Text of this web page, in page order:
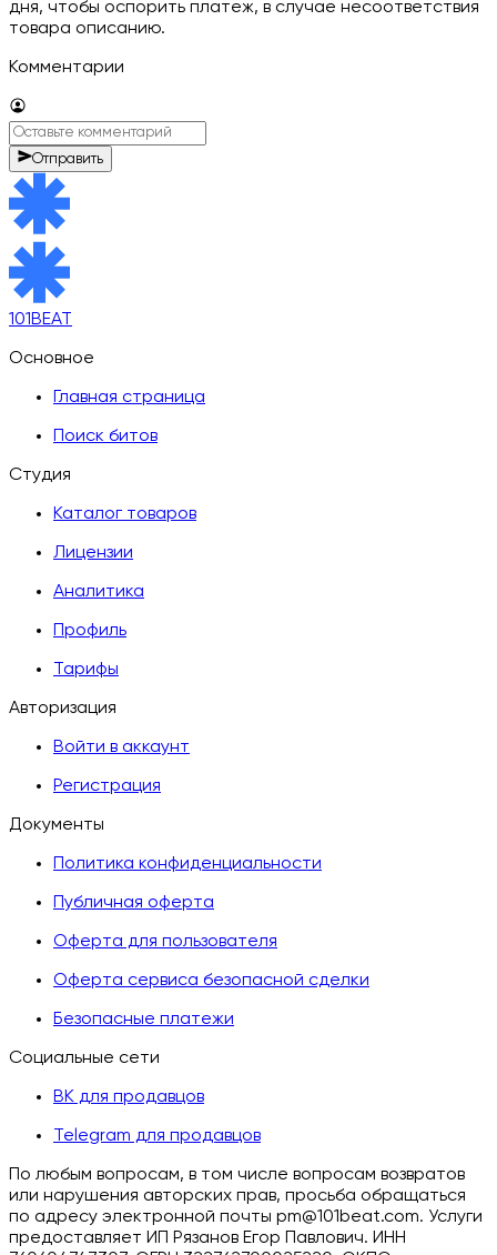
дня, чтобы оспорить платеж, в случае несоответствия
товара описанию.
Комментарии
Отправить
101BEAT
Основное
Главная страница
Поиск битов
Студия
Каталог товаров
Лицензии
Аналитика
Профиль
Тарифы
Авторизация
Войти в аккаунт
Регистрация
Документы
Политика конфиденциальности
Публичная оферта
Оферта для пользователя
Оферта сервиса безопасной сделки
Безопасные платежи
Социальные сети
ВК для продавцов
Telegram для продавцов
По любым вопросам, в том числе вопросам возвратов
или нарушения авторских прав, просьба обращаться
по адресу электронной почты pm@101beat.com. Услуги
предоставляет ИП Рязанов Егор Павлович. ИНН